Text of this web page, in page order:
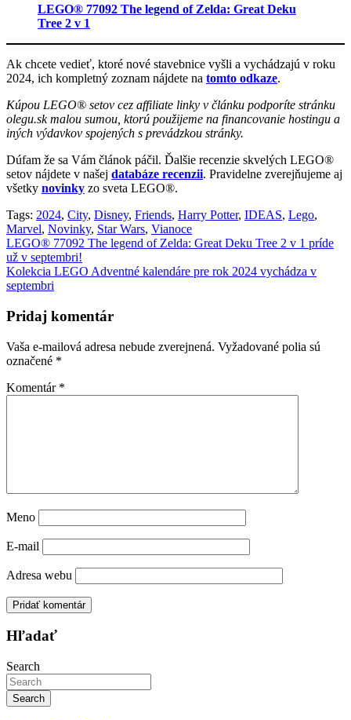
LEGO® 77092 The legend of Zelda: Great Deku
Tree 2 v 1
Ak chcete vedieť, ktoré nové stavebnice vyšli a vychádzajú v roku
2024, ich kompletný zoznam nájdete na tomto odkaze.
Kúpou LEGO® setov cez affiliate linky v článku podporíte stránku
olegu.sk malou sumou, ktorú použijeme na financovanie hostingu a
iných výdavkov spojených s prevádzkou stránky.
Dúfam že sa Vám článok páčil. Ďalšie recenzie skvelých LEGO®
setov nájdete v našej databáze recenzii. Pravidelne zverejňujeme aj
všetky novinky zo sveta LEGO®.
Tags: 2024, City, Disney, Friends, Harry Potter, IDEAS, Lego,
Marvel, Novinky, Star Wars, Vianoce
Navigácia
v
článku
LEGO® 77092 The legend of Zelda: Great Deku Tree 2 v 1 príde
už v septembri!
Kolekcia LEGO Adventné kalendáre pre rok 2024 vychádza v
septembri
Pridaj komentár
Vaša e-mailová adresa nebude zverejnená. Vyžadované polia sú
označené *
Komentár *
Meno
E-mail
Adresa webu
Hľadať
Search
Search